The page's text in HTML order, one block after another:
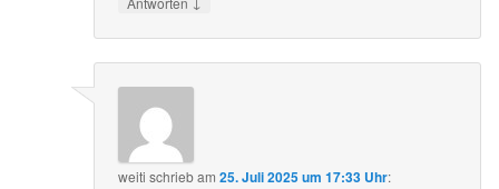
weiti schriebam25. Juli 2025 um 17:33 Uhr: